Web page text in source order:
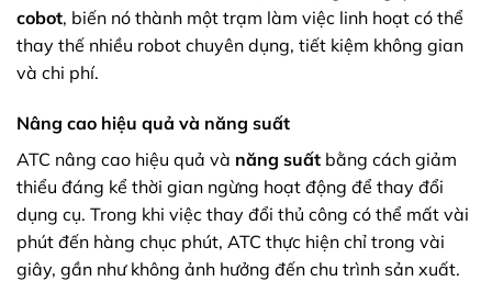
cobot, biến nó thành một trạm làm việc linh hoạt có thể
thay thế nhiều robot chuyên dụng, tiết kiệm không gian
và chi phí.
Nâng cao hiệu quả và năng suất
ATC nâng cao hiệu quả và năng suất bằng cách giảm
thiểu đáng kể thời gian ngừng hoạt động để thay đổi
dụng cụ. Trong khi việc thay đổi thủ công có thể mất vài
phút đến hàng chục phút, ATC thực hiện chỉ trong vài
giây, gần như không ảnh hưởng đến chu trình sản xuất.